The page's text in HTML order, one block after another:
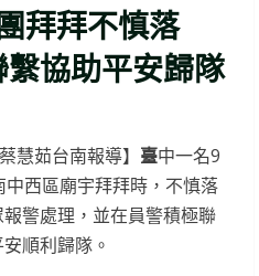
拜拜不慎落
協助平安歸隊
慧茹台南報導】 臺中一名9
西區廟宇拜拜時，不慎落
警處理，並在員警積極聯
順利歸隊。